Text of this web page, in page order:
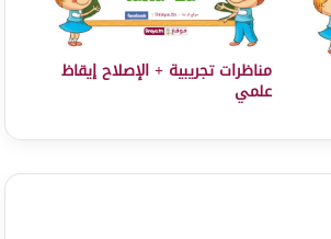
مناظرات تجريبية + الإصلاح إيقاظ
علمي